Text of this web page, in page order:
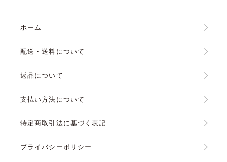
ホーム
配送・送料について
返品について
支払い方法について
特定商取引法に基づく表記
プライバシーポリシー